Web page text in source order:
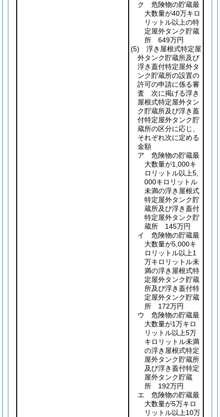
ク 危険物の貯蔵最
大数量が40万キロ
リットル以上の特
定屋外タンク貯蔵
所 649万円
(5) 浮き屋根式特定屋
外タンク貯蔵所及び
浮き蓋付特定屋外タ
ンク貯蔵所の設置の
許可の申請に係る審
査 次に掲げる浮き
屋根式特定屋外タン
ク貯蔵所及び浮き蓋
付特定屋外タンク貯
蔵所の区分に応じ、
それぞれ次に定める
金額
ア 危険物の貯蔵最
大数量が1,000キ
ロリットル以上5,
000キロリットル
未満の浮き屋根式
特定屋外タンク貯
蔵所及び浮き蓋付
特定屋外タンク貯
蔵所 145万円
イ 危険物の貯蔵最
大数量が5,000キ
ロリットル以上1
万キロリットル未
満の浮き屋根式特
定屋外タンク貯蔵
所及び浮き蓋付特
定屋外タンク貯蔵
所 172万円
ウ 危険物の貯蔵最
大数量が1万キロ
リットル以上5万
キロリットル未満
の浮き屋根式特定
屋外タンク貯蔵所
及び浮き蓋付特定
屋外タンク貯蔵
所 192万円
エ 危険物の貯蔵最
大数量が5万キロ
リットル以上10万